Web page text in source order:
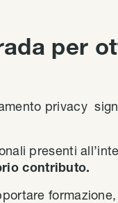
per
privacy
presenti
contributo.